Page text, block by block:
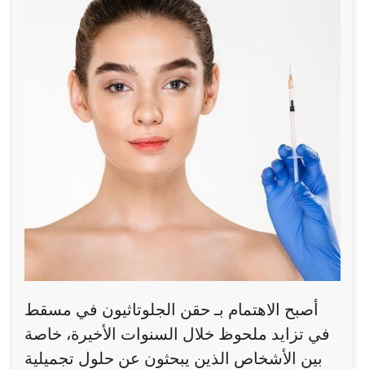
أصبح الاهتمام بـ حقن الجلوتاثيون في مسقط
في تزايد ملحوظ خلال السنوات الأخيرة، خاصة
بين الأشخاص الذين يبحثون عن حلول تجميلية